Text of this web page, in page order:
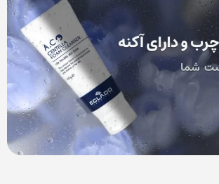
کنید
کنید